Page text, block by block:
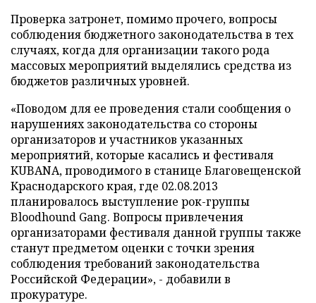
Проверка затронет, помимо прочего, вопросы
соблюдения бюджетного законодательства в тех
случаях, когда для организации такого рода
массовых мероприятий выделялись средства из
бюджетов различных уровней.
«Поводом для ее проведения стали сообщения о
нарушениях законодательства со стороны
организаторов и участников указанных
мероприятий, которые касались и фестиваля
KUBANA, проводимого в станице Благовещенской
Краснодарского края, где 02.08.2013
планировалось выступление рок-группы
Bloodhound Gang. Вопросы привлечения
организаторами фестиваля данной группы также
станут предметом оценки с точки зрения
соблюдения требований законодательства
Российской Федерации», - добавили в
прокуратуре.